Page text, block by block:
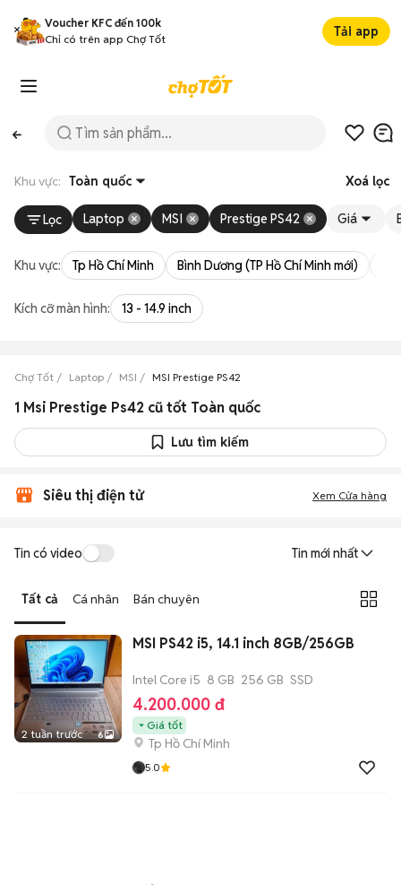
Voucher KFC đến 100k
Chỉ có trên app Chợ Tốt
Tải app
Khu vực: Toàn quốc Xoá lọc
Lọc Laptop MSI Prestige PS42 Giá
Khu vực: Tp Hồ Chí Minh Bình Dương (TP Hồ Chí Minh mới)
Kích cỡ màn hình: 13 - 14.9 inch
Chợ Tốt Laptop MSI MSI Prestige PS42
1 Msi Prestige Ps42 cũ tốt Toàn quốc
Lưu tìm kiếm
Siêu thị điện tử Xem Cửa hàng
Tin có video Tin mới nhất
Tất cả Cá nhân Bán chuyên
2 tuần trước 6
MSI PS42 i5, 14.1 inch 8GB/256GB
Intel Core i5 8 GB 256 GB SSD
4.200.000 đ
Giá tốt
Tp Hồ Chí Minh
5.0